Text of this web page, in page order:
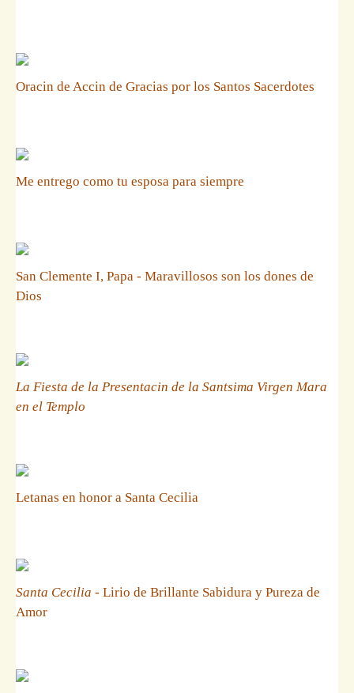
Oracin de Accin de Gracias por los Santos Sacerdotes
Me entrego como tu esposa para siempre
San Clemente I, Papa - Maravillosos son los dones de
Dios
La Fiesta de la Presentacin de la Santsima Virgen Mara
en el Templo
Letanas en honor a Santa Cecilia
Santa Cecilia - Lirio de Brillante Sabidura y Pureza de
Amor